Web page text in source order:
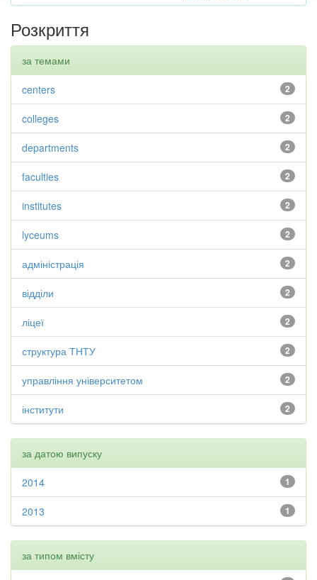
Розкриття
за темами
2
centers
2
colleges
2
departments
2
faculties
2
institutes
2
lyceums
2
адміністрація
2
відділи
2
ліцеї
2
структура ТНТУ
2
управління університетом
2
інститути
за датою випуску
1
2014
1
2013
за типом вмісту